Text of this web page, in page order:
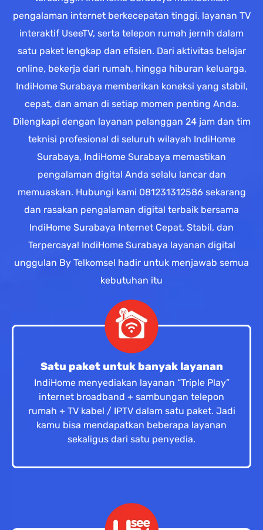
pengalaman internet berkecepatan tinggi, layanan TV
interaktif UseeTV, serta telepon rumah jernih dalam
satu paket lengkap dan efisien. Dari aktivitas belajar
online, bekerja dari rumah, hingga hiburan keluarga,
IndiHome Surabaya memberikan koneksi yang stabil,
cepat, dan aman di setiap momen penting Anda.
Dilengkapi dengan layanan pelanggan 24 jam dan tim
teknisi profesional di seluruh wilayah IndiHome
Surabaya, IndiHome Surabaya memastikan
pengalaman digital Anda selalu lancar dan
memuaskan. Hubungi kami 081231312586 sekarang
dan rasakan pengalaman digital terbaik bersama
IndiHome Surabaya Internet Cepat, Stabil, dan
Terpercaya! IndiHome Surabaya layanan digital
unggulan By Telkomsel hadir untuk menjawab semua
kebutuhan itu
Satu paket untuk banyak layanan
IndiHome menyediakan layanan “Triple Play”
internet broadband + sambungan telepon
rumah + TV kabel / IPTV dalam satu paket. Jadi
kamu bisa mendapatkan beberapa layanan
sekaligus dari satu penyedia.